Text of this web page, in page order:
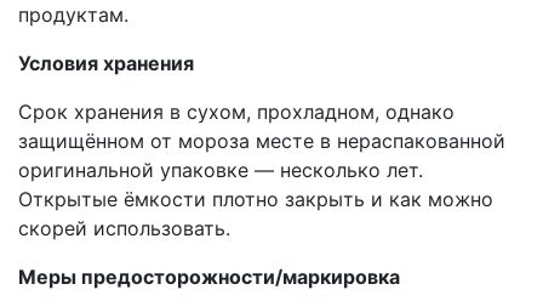
продуктам.
Условия хранения
Срок хранения в сухом, прохладном, однако
защищённом от мороза месте в нераспакованной
оригинальной упаковке — несколько лет.
Открытые ёмкости плотно закрыть и как можно
скорей использовать.
Меры предосторожности/маркировка